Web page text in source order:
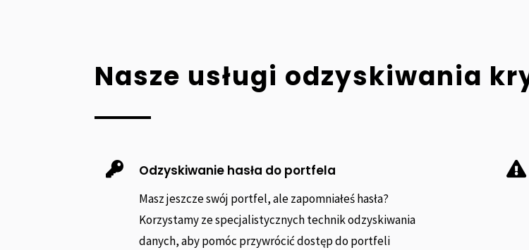
Nasze usługi odzyskiwania
 Odzyskiwanie hasła do portfela
Masz jeszcze swój portfel, ale zapomniałeś hasła?
Korzystamy ze specjalistycznych technik odzyskiwania
danych, aby pomóc przywrócić dostęp do portfeli
